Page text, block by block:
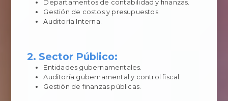
Departamentos de contabilidad y finanzas.
Gestión de costos y presupuestos.
Auditoría Interna.
2. Sector Público:
Entidades gubernamentales.
Auditoría gubernamental y control fiscal.
Gestión de finanzas públicas.